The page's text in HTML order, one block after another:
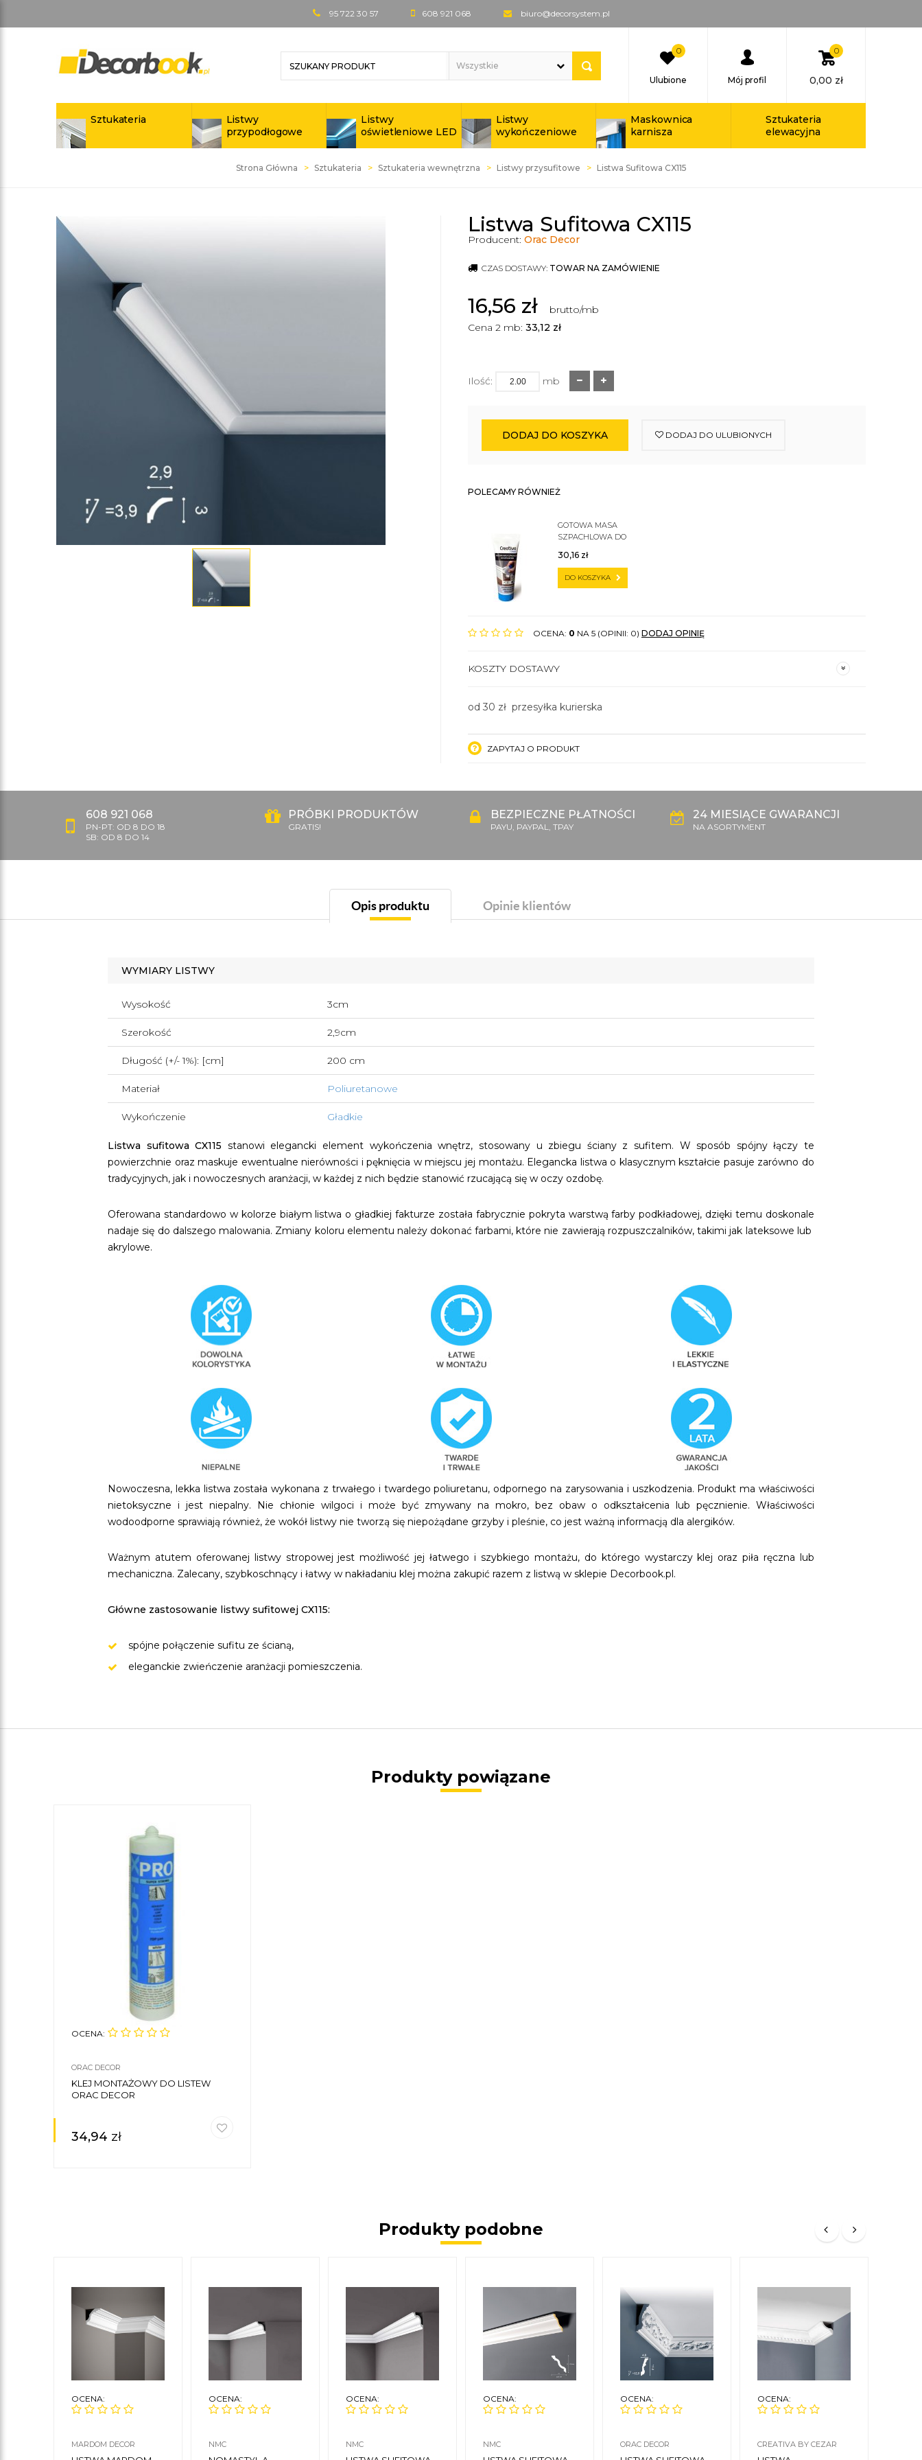
95 722 30 57 608 921 068 biuro@decorsystem.pl
0
Ulubione Mój profil
0
0,00 zł
Sztukateria
Listwy
przypodłogowe
Listwy
oświetleniowe LED
Listwy
wykończeniowe
Maskownica
karnisza
Sztukateria
elewacyjna
Strona Główna Sztukateria Sztukateria wewnętrzna Listwy przysufitowe Listwa Sufitowa CX115
Listwa Sufitowa CX115
Producent: Orac Decor
CZAS DOSTAWY: TOWAR NA ZAMÓWIENIE
16,56 zł
brutto/mb
Cena 2 mb: 33,12 zł
Ilość: mb
DODAJ DO KOSZYKA DODAJ DO ULUBIONYCH
POLECAMY RÓWNIEŻ
GOTOWA MASA
SZPACHLOWA DO
30,16 zł
DO KOSZYKA
OCENA: 0 NA 5 (OPINII: 0) DODAJ OPINIĘ
KOSZTY DOSTAWY
od 30 zł przesyłka kurierska
ZAPYTAJ O PRODUKT
608 921 068
PN-PT: OD 8 DO 18
SB: OD 8 DO 14
PRÓBKI PRODUKTÓW
GRATIS!
BEZPIECZNE PŁATNOŚCI
PAYU, PAYPAL, TPAY
24 MIESIĄCE GWARANCJI
NA ASORTYMENT
Opis produktu Opinie klientów
WYMIARY LISTWY
Wysokość 3cm
Szerokość 2,9cm
Długość (+/- 1%): [cm] 200 cm
Materiał Poliuretanowe
Wykończenie Gładkie
Listwa sufitowa CX115 stanowi elegancki element wykończenia wnętrz, stosowany u zbiegu ściany z sufitem. W sposób spójny łączy te
powierzchnie oraz maskuje ewentualne nierówności i pęknięcia w miejscu jej montażu. Elegancka listwa o klasycznym kształcie pasuje zarówno do
tradycyjnych, jak i nowoczesnych aranżacji, w każdej z nich będzie stanowić rzucającą się w oczy ozdobę.
Oferowana standardowo w kolorze białym listwa o gładkiej fakturze została fabrycznie pokryta warstwą farby podkładowej, dzięki temu doskonale
nadaje się do dalszego malowania. Zmiany koloru elementu należy dokonać farbami, które nie zawierają rozpuszczalników, takimi jak lateksowe lub
akrylowe.
Nowoczesna, lekka listwa została wykonana z trwałego i twardego poliuretanu, odpornego na zarysowania i uszkodzenia. Produkt ma właściwości
nietoksyczne i jest niepalny. Nie chłonie wilgoci i może być zmywany na mokro, bez obaw o odkształcenia lub pęcznienie. Właściwości
wodoodporne sprawiają również, że wokół listwy nie tworzą się niepożądane grzyby i pleśnie, co jest ważną informacją dla alergików.
Ważnym atutem oferowanej listwy stropowej jest możliwość jej łatwego i szybkiego montażu, do którego wystarczy klej oraz piła ręczna lub
mechaniczna. Zalecany, szybkoschnący i łatwy w nakładaniu klej można zakupić razem z listwą w sklepie Decorbook.pl.
Główne zastosowanie listwy sufitowej CX115:
spójne połączenie sufitu ze ścianą,
eleganckie zwieńczenie aranżacji pomieszczenia.
Produkty powiązane
OCENA:
ORAC DECOR
KLEJ MONTAŻOWY DO LISTEW
ORAC DECOR
34,94 zł
Produkty podobne
OCENA:
MARDOM DECOR
OCENA:
NMC
OCENA:
NMC
OCENA:
NMC
OCENA:
ORAC DECOR
OCENA:
CREATIVA BY CEZAR